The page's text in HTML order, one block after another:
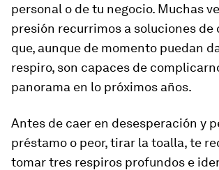
personal o de tu negocio. Muchas
presión recurrimos a soluciones de
que, aunque de momento puedan
respiro, son capaces de
panorama en lo próximos años.
Antes de caer en desesperación y
préstamo o peor, tirar la toalla, te
tomar tres respiros profundos e